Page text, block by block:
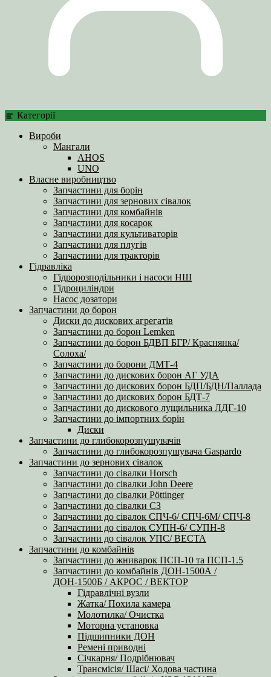
Категорії
Вироби
Мангали
AHOS
UNO
Власне виробництво
Запчастини для борін
Запчастини для зернових сівалок
Запчастини для комбайнів
Запчастини для косарок
Запчастини для культиваторів
Запчастини для плугів
Запчастини для тракторів
Гідравліка
Гідророзподільники і насоси НШ
Гідроциліндри
Насос дозатори
Запчастини до борон
Диски до дискових агрегатів
Запчастини до борон Lemken
Запчастини до борон БДВП БГР/ Краснянка/
Солоха/
Запчастини до борони ДМТ-4
Запчастини до дискових борон АГ УДА
Запчастини до дискових борон БДП/БДН/Паллада
Запчастини до дискових борон БДТ-7
Запчастини до дискового лущильника ЛДГ-10
Запчастини до імпортних борін
Диски
Запчастини до глибокорозпушувачів
Запчастини до глибокорозпушувача Gaspardo
Запчастини до зернових сівалок
Запчастини до сівалки Horsch
Запчастини до сівалки John Deere
Запчастини до сівалки Pöttinger
Запчастини до сівалки СЗ
Запчастини до сівалок СПЧ-6/ СПЧ-6М/ СПЧ-8
Запчастини до сівалок СУПН-6/ СУПН-8
Запчастини до сівалок УПС/ ВЕСТА
Запчастини до комбайнів
Запчастини до жниварок ПСП-10 та ПСП-1.5
Запчастини до комбайнів ДОН-1500А /
ДОН-1500Б / АКРОС / ВЕКТОР
Гідравлічні вузли
Жатка/ Похила камера
Молотилка/ Очистка
Моторна установка
Підшипники ДОН
Ремені приводні
Січкарня/ Подрібнювач
Трансмісія/ Шасі/ Ходова частина